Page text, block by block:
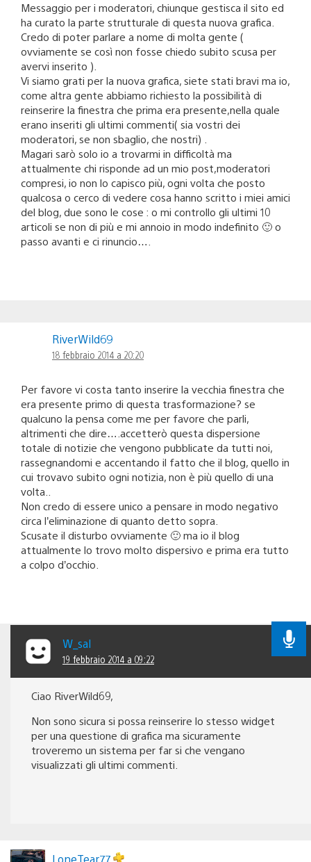
Messaggio per i moderatori, chiunque gestisca il sito ed
ha curato la parte strutturale di questa nuova grafica.
Credo di poter parlare a nome di molta gente (
ovviamente se così non fosse chiedo subito scusa per
avervi inserito ).
Vi siamo grati per la nuova grafica, siete stati bravi ma io,
come altra gente abbiamo richiesto la possibilità di
reinserire la finestra che prima era presente,nella quale
erano inseriti gli ultimi commenti( sia vostri dei
moderatori, se non sbaglio, che nostri) .
Magari sarò solo io a trovarmi in difficoltà ma
attualmente chi risponde ad un mio post,moderatori
compresi, io non lo capisco più, ogni volta che posto
qualcosa o cerco di vedere cosa hanno scritto i miei amici
del blog, due sono le cose : o mi controllo gli ultimi 10
articoli se non di più e mi annoio in modo indefinito 🙂 o
passo avanti e ci rinuncio….
RiverWild69
18 febbraio 2014 a 20:20
Per favore vi costa tanto inserire la vecchia finestra che
era presente primo di questa trasformazione? se
qualcuno la pensa come me per favore che parli,
altrimenti che dire….accetterò questa dispersione
totale di notizie che vengono pubblicate da tutti noi,
rassegnandomi e accentando il fatto che il blog, quello in
cui trovavo subito ogni notizia, non è più quello di una
volta..
Non credo di essere unico a pensare in modo negativo
circa l’eliminazione di quanto detto sopra.
Scusate il disturbo ovviamente 🙂 ma io il blog
attualmente lo trovo molto dispersivo e prima era tutto
a colpo d’occhio.
W_sal
19 febbraio 2014 a 09:22
Ciao RiverWild69,
Non sono sicura si possa reinserire lo stesso widget
per una questione di grafica ma sicuramente
troveremo un sistema per far si che vengano
visualizzati gli ultimi commenti.
LoneTear77